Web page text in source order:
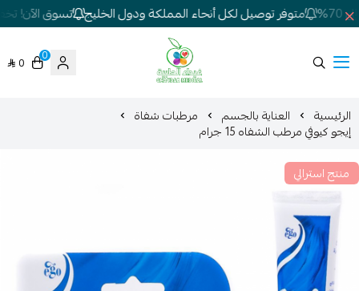
متوفر توصيل لكل أنحاء المملكة ودول الخليج تسوق الآن!
شركة غيداء المتطورة الطبية
0
0
الرئيسية العناية بالجسم مرطبات شفاة
إيجو كيوفي مرطب الشفاه 15 جرام
منتج استرالي